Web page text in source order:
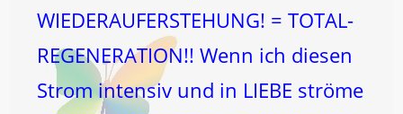
WIEDERAUFERSTEHUNG! = TOTAL-
REGENERATION!! Wenn ich diesen
Strom intensiv und in LIEBE ströme